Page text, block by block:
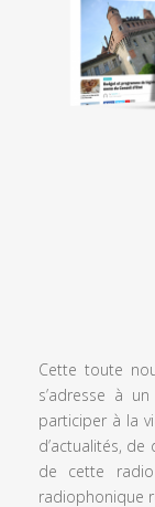
Cette toute
s’adresse à
participer à la
d’actualités,
de cette
radiophonique